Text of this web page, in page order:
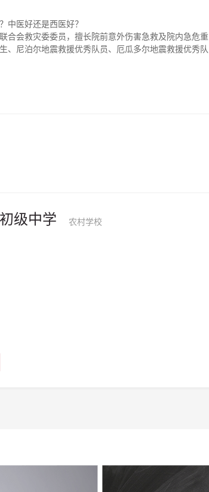
中医好还是西医好？
合会救灾委委员，擅长院前意外伤害急救及院内急危重
、尼泊尔地震救援优秀队员、厄瓜多尔地震救援优秀队
级中学 农村学校